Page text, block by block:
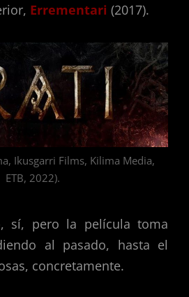
Errementari (2017).
Ikusgarri Films, Kilima Media,
ETB, 2022).
sí, pero la película toma
al pasado, hasta el
concretamente.